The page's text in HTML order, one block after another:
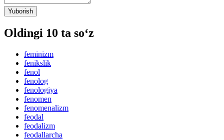
Yuborish
Oldingi 10 ta so‘z
feminizm
fenikslik
fenol
fenolog
fenologiya
fenomen
fenomenalizm
feodal
feodalizm
feodallarcha